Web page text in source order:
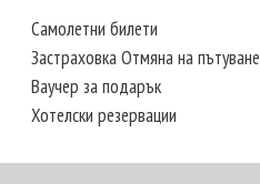
Самолетни билети
Застраховка Отмяна на пътуване
Ваучер за подарък
Хотелски резервации